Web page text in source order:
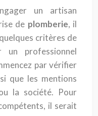
un artisan
de plomberie, il
critères de
professionnel
par vérifier
que les mentions
la société. Pour
il serait